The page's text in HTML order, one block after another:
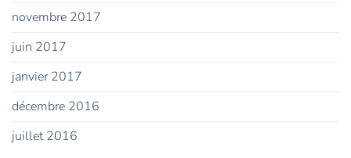
novembre 2017
juin 2017
janvier 2017
décembre 2016
juillet 2016